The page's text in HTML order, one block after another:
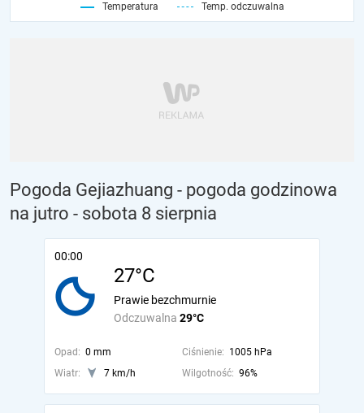
Temperatura Temp. odczuwalna
Pogoda Gejiazhuang - pogoda godzinowa
na jutro - sobota 8 sierpnia
00:00
27°C
Odczuwalna 29°C
Prawie bezchmurnie
Opad: 0 mm Ciśnienie: 1005 hPa
Wiatr:
7 km/h Wilgotność: 96%